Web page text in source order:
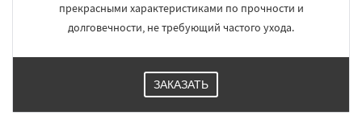
прекрасными характеристиками по прочности и
долговечности, не требующий частого ухода.
ЗАКАЗАТЬ